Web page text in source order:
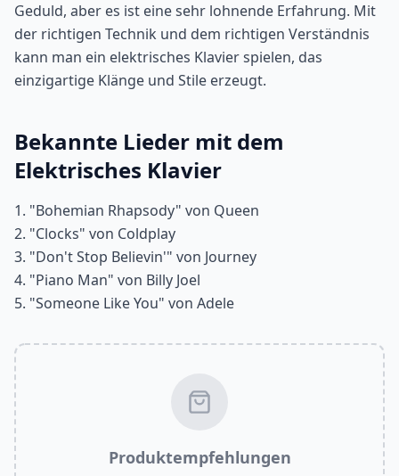
Geduld, aber es ist eine sehr lohnende Erfahrung. Mit
der richtigen Technik und dem richtigen Verständnis
kann man ein elektrisches Klavier spielen, das
einzigartige Klänge und Stile erzeugt.
Bekannte Lieder mit dem
Elektrisches Klavier
1. "Bohemian Rhapsody" von Queen
2. "Clocks" von Coldplay
3. "Don't Stop Believin'" von Journey
4. "Piano Man" von Billy Joel
5. "Someone Like You" von Adele
Produktempfehlungen